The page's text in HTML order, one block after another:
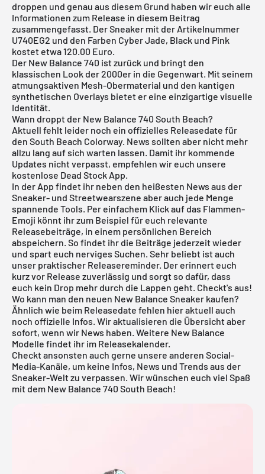
droppen und genau aus diesem Grund haben wir euch alle
Informationen zum Release in diesem Beitrag
zusammengefasst. Der Sneaker mit der Artikelnummer
U740EG2 und den Farben Cyber Jade, Black und Pink
kostet etwa 120.00 Euro.
Der New Balance 740 ist zurück und bringt den
klassischen Look der 2000er in die Gegenwart. Mit seinem
atmungsaktiven Mesh-Obermaterial und den kantigen
synthetischen Overlays bietet er eine einzigartige visuelle
Identität.
Wann droppt der New Balance 740 South Beach?
Aktuell fehlt leider noch ein offizielles Releasedate für
den South Beach Colorway. News sollten aber nicht mehr
allzu lang auf sich warten lassen. Damit ihr kommende
Updates nicht verpasst, empfehlen wir euch unsere
kostenlose Dead Stock App.
In der App findet ihr neben den heißesten News aus der
Sneaker- und Streetwearszene aber auch jede Menge
spannende Tools. Per einfachem Klick auf das Flammen-
Emoji könnt ihr zum Beispiel für euch relevante
Releasebeiträge, in einem persönlichen Bereich
abspeichern. So findet ihr die Beiträge jederzeit wieder
und spart euch nerviges Suchen. Sehr beliebt ist auch
unser praktischer Releasereminder. Der erinnert euch
kurz vor Release zuverlässig und sorgt so dafür, dass
euch kein Drop mehr durch die Lappen geht. Checkt's aus!
Wo kann man den neuen New Balance Sneaker kaufen?
Ähnlich wie beim Releasedate fehlen hier aktuell auch
noch offizielle Infos. Wir aktualisieren die Übersicht aber
sofort, wenn wir News haben. Weitere New Balance
Modelle findet ihr im Releasekalender.
Checkt ansonsten auch gerne unsere anderen Social-
Media-Kanäle, um keine Infos, News und Trends aus der
Sneaker-Welt zu verpassen. Wir wünschen euch viel Spaß
mit dem New Balance 740 South Beach!